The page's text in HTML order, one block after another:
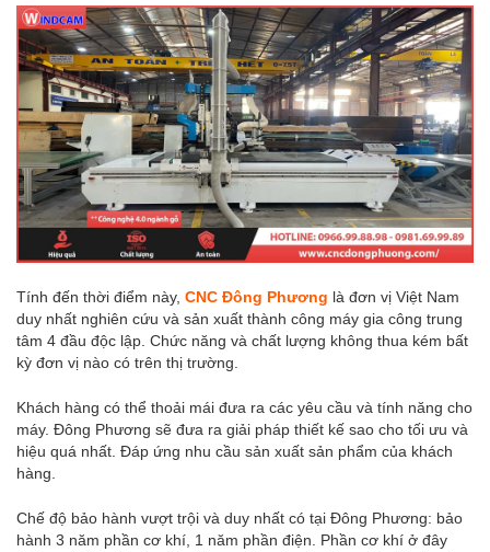
Tính đến thời điểm này, CNC Đông Phương là đơn vị Việt Nam
duy nhất nghiên cứu và sản xuất thành công máy gia công trung
tâm 4 đầu độc lập. Chức năng và chất lượng không thua kém bất
kỳ đơn vị nào có trên thị trường.
Khách hàng có thể thoải mái đưa ra các yêu cầu và tính năng cho
máy. Đông Phương sẽ đưa ra giải pháp thiết kế sao cho tối ưu và
hiệu quá nhất. Đáp ứng nhu cầu sản xuất sản phẩm của khách
hàng.
Chế độ bảo hành vượt trội và duy nhất có tại Đông Phương: bảo
hành 3 năm phần cơ khí, 1 năm phần điện. Phần cơ khí ở đây